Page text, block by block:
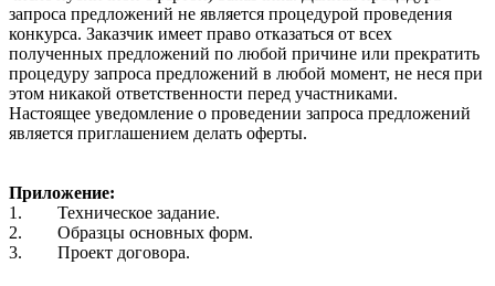
запроса предложений не является процедурой проведения
конкурса. Заказчик имеет право отказаться от всех
полученных предложений по любой причине или прекратить
процедуру запроса предложений в любой момент, не неся при
этом никакой ответственности перед участниками.
Настоящее уведомление о проведении запроса предложений
является приглашением делать оферты.
Приложение:
1.
Техническое задание.
2.
Образцы основных форм.
3.
Проект договора.